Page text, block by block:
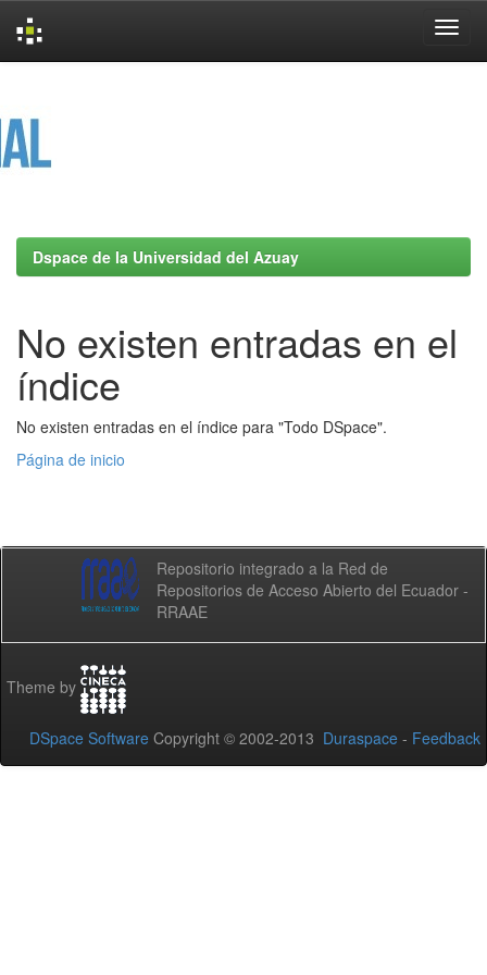
Dspace de la Universidad del Azuay
No existen entradas en el
índice
No existen entradas en el índice para "Todo DSpace".
Página de inicio
Repositorio integrado a la Red de
Repositorios de Acceso Abierto del Ecuador -
RRAAE
Theme by
DSpace Software Copyright © 2002-2013 Duraspace - Feedback